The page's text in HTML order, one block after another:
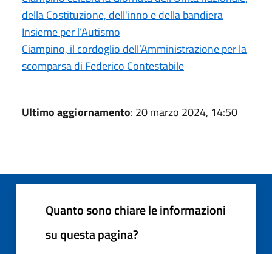
della Costituzione, dell'inno e della bandiera
Insieme per l’Autismo
Ciampino, il cordoglio dell’Amministrazione per la
scomparsa di Federico Contestabile
Ultimo aggiornamento: 20 marzo 2024, 14:50
Quanto sono chiare le informazioni
su questa pagina?